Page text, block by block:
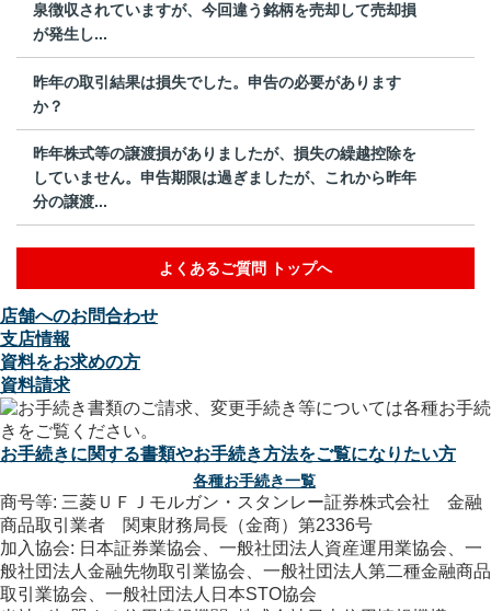
泉徴収されていますが、今回違う銘柄を売却して売却損
が発生し...
昨年の取引結果は損失でした。申告の必要があります
か？
昨年株式等の譲渡損がありましたが、損失の繰越控除を
していません。申告期限は過ぎましたが、これから昨年
分の譲渡...
よくあるご質問 トップへ
店舗へのお問合わせ
支店情報
資料をお求めの方
資料請求
お手続きに関する書類やお手続き方法をご覧になりたい方
各種お手続き一覧
商号等: 三菱ＵＦＪモルガン・スタンレー証券株式会社 金融
商品取引業者 関東財務局長（金商）第2336号
加入協会: 日本証券業協会、一般社団法人資産運用業協会、一
般社団法人金融先物取引業協会、一般社団法人第二種金融商品
取引業協会、一般社団法人日本STO協会